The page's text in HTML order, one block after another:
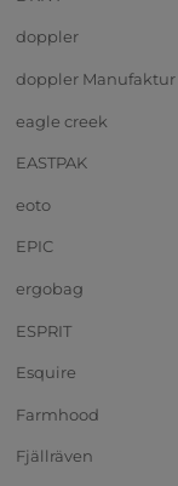
doppler
doppler Manufaktur
eagle creek
EASTPAK
eoto
EPIC
ergobag
ESPRIT
Esquire
Farmhood
Fjällräven